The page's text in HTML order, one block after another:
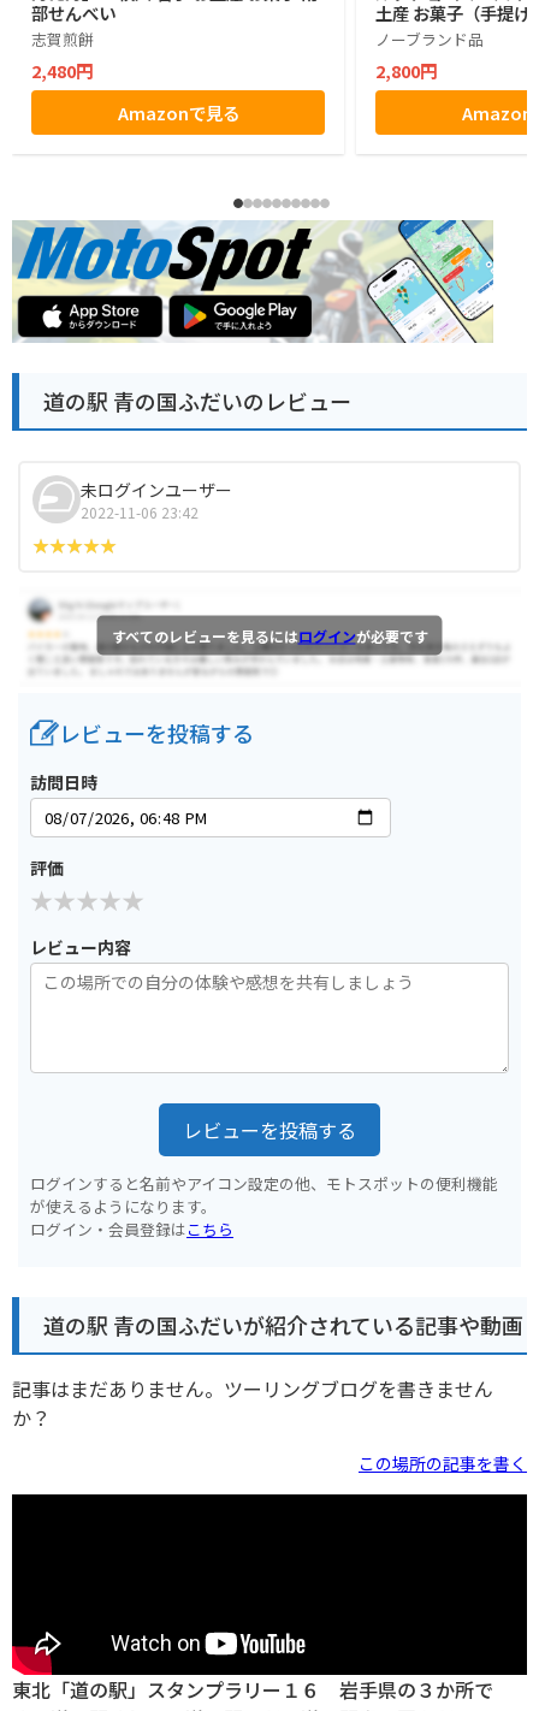
部せんべい
志賀煎餅
2,480円
Amazonで見る
土産 お菓子（手提げ
ノーブランド品
2,800円
Amazon
道の駅 青の国ふだいのレビュー
未ログインユーザー
2022-11-06 23:42
すべてのレビューを見るにはログインが必要です
レビューを投稿する
訪問日時
評価
レビュー内容
レビューを投稿する
ログインすると名前やアイコン設定の他、モトスポットの便利機能
が使えるようになります。
ログイン・会員登録はこちら
道の駅 青の国ふだいが紹介されている記事や動画
記事はまだありません。ツーリングブログを書きません
か？
この場所の記事を書く
東北「道の駅」スタンプラリー１６ 岩手県の３か所で